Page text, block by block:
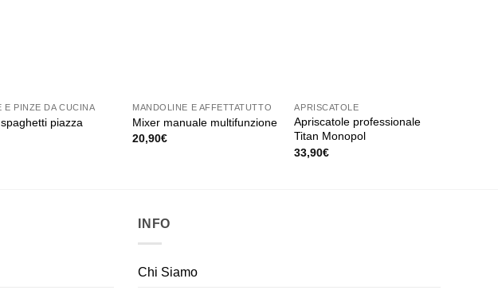
E PINZE DA CUCINA
piazza
MANDOLINE E AFFETTATUTTO
Mixer manuale multifunzione
20,90€
APRISCATOLE
Apriscatole professionale
Titan Monopol
33,90€
INFO
Chi Siamo